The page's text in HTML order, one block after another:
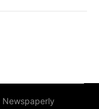
Newspaperly